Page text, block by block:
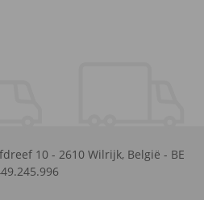
10 - 2610 Wilrijk, België - BE